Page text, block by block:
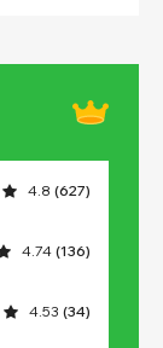
4.8 (627)
4.74 (136)
4.53 (34)